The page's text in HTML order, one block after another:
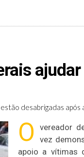
desabrigadas após
O
vereador
vez
apoio a vítimas